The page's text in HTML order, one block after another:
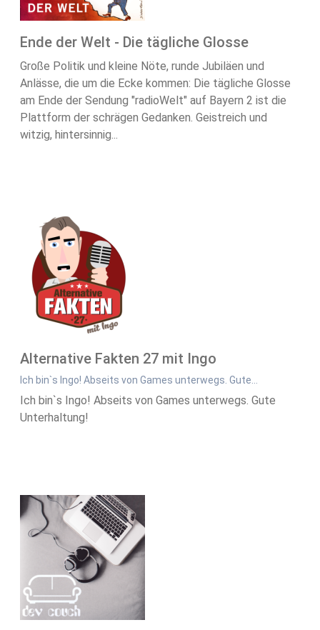
Ende der Welt - Die tägliche Glosse
Große Politik und kleine Nöte, runde Jubiläen und
Anlässe, die um die Ecke kommen: Die tägliche Glosse
am Ende der Sendung "radioWelt" auf Bayern 2 ist die
Plattform der schrägen Gedanken. Geistreich und
witzig, hintersinnig...
Alternative Fakten 27 mit Ingo
Ich bin`s Ingo! Abseits von Games unterwegs. Gute…
Ich bin`s Ingo! Abseits von Games unterwegs. Gute
Unterhaltung!